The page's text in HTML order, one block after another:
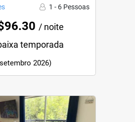
1 - 6 Pessoas
/ noite
temporada
2026)